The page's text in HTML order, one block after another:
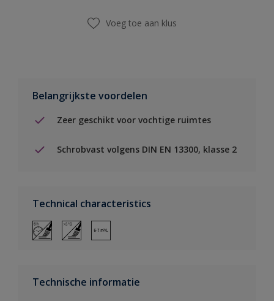
Voeg toe aan klus
Belangrijkste voordelen
Zeer geschikt voor vochtige ruimtes
Schrobvast volgens DIN EN 13300, klasse 2
Technical characteristics
Technische informatie